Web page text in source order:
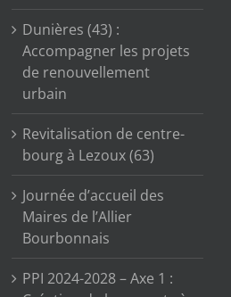
Dunières (43) :
Accompagner les projets
de renouvellement
urbain
Revitalisation de centre-
bourg à Lezoux (63)
Journée d’accueil des
Maires de l’Allier
Bourbonnais
PPI 2024-2028 – Axe 1 :